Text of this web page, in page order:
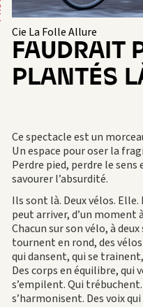
Cie La Folle Allure
FAUDRAIT
PLANTÉS
Ce spectacle est un
Un espace pour oser la
Perdre pied, perdre le
savourer l’absurdité.
Ils sont là. Deux vélos.
peut arriver, d’un moment
Chacun sur son vélo, à
tournent en rond, des
qui dansent, qui se
Des corps en équilibre,
s’empilent. Qui
s’harmonisent. Des voix